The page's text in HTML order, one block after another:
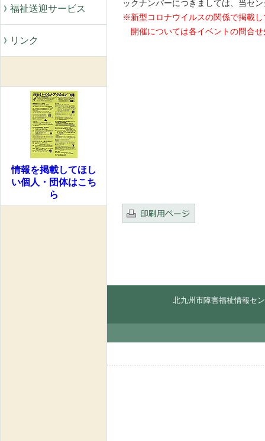
福祉送迎サービス
リンク
情報を掲載してほし
い個人・団体はこち
ら
ックナンバーにつきましては、当セ
※新型コロナウイルスの関係で掲載
開催については各イベントの問合
北九州市障害福祉情報セ